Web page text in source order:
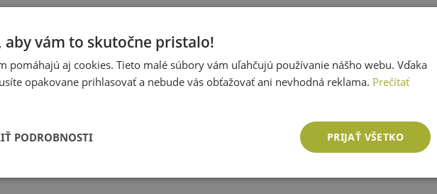
SLOVAK
ENGLISH
aby vám to skutočne pristalo!
pomáhajú aj cookies. Tieto malé súbory vám uľahčujú používanie nášho webu. Vďaka
opakovane prihlasovať a nebude vás obťažovať ani nevhodná reklama. Prečítať
PRIJAŤ VŠETKO
PODROBNOSTI